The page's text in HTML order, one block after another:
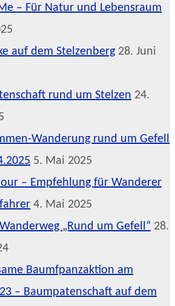
– Für Natur und Lebensraum
auf dem Stelzenberg 28. Juni
rund um Stelzen 24.
Wanderung rund um Gefell
5. Mai 2025
– Empfehlung für Wanderer
4. Mai 2025
„Rund um Gefell“ 28.
Baumfpanzaktion am
– Baumpatenschaft auf dem